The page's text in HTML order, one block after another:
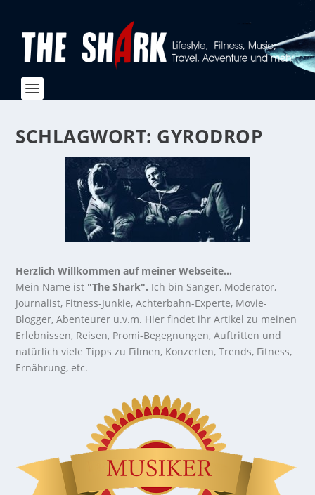
SCHLAGWORT: GYRODROP
Herzlich Willkommen auf meiner Webseite...
Mein Name ist "The Shark". Ich bin Sänger, Moderator,
Journalist, Fitness-Junkie, Achterbahn-Experte, Movie-
Blogger, Abenteurer u.v.m. Hier findet ihr Artikel zu meinen
Erlebnissen, Reisen, Promi-Begegnungen, Auftritten und
natürlich viele Tipps zu Filmen, Konzerten, Trends, Fitness,
Ernährung, etc.